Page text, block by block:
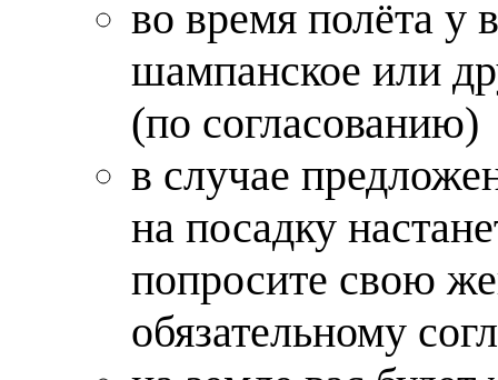
во время полёта у
шампанское или
(по согласованию)
в случае
на посадку
попросите свою
обязательному